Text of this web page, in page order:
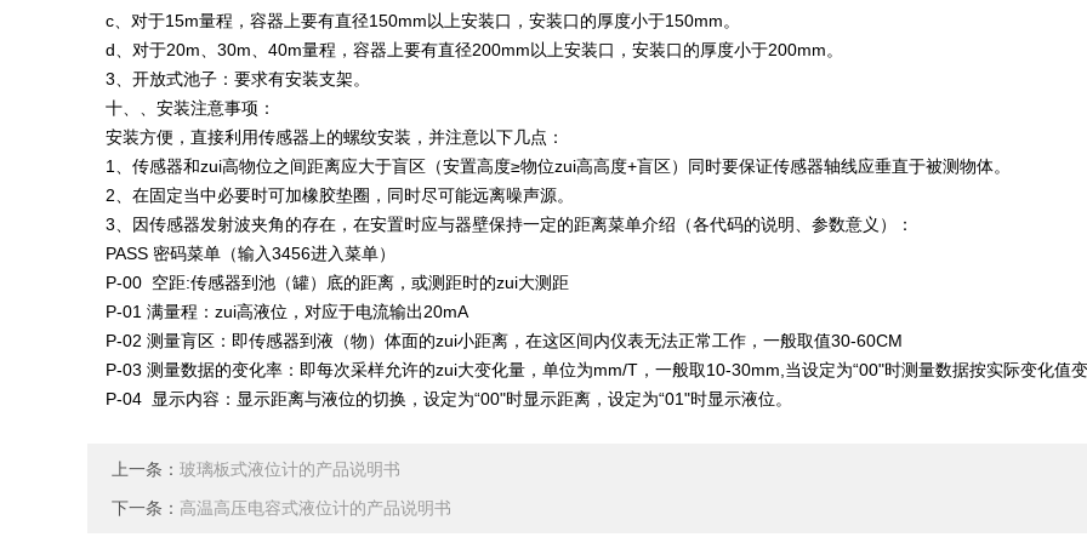
c、对于15m量程，容器上要有直径150mm以上安装口，安装口的厚度小于150mm。
d、对于20m、30m、40m量程，容器上要有直径200mm以上安装口，安装口的厚度小于200mm。
3、开放式池子：要求有安装支架。
十、、安装注意事项：
安装方便，直接利用传感器上的螺纹安装，并注意以下几点：
1、传感器和zui高物位之间距离应大于盲区（安置高度≥物位zui高高度+盲区）同时要保证传感器轴线应垂直于被测物体。
2、在固定当中必要时可加橡胶垫圈，同时尽可能远离噪声源。
3、因传感器发射波夹角的存在，在安置时应与器壁保持一定的距离菜单介绍（各代码的说明、参数意义）：
PASS 密码菜单（输入3456进入菜单）
P-00 空距:传感器到池（罐）底的距离，或测距时的zui大测距
P-01 满量程：zui高液位，对应于电流输出20mA
P-02 测量肓区：即传感器到液（物）体面的zui小距离，在这区间内仪表无法正常工作，一般取值30-60CM
P-03 测量数据的变化率：即每次采样允许的zui大变化量，单位为mm/T，一般取10-30mm,当设定为“00"时测量数据按实际变化值
P-04 显示内容：显示距离与液位的切换，设定为“00"时显示距离，设定为“01"时显示液位。
上一条： 玻璃板式液位计的产品说明书
下一条： 高温高压电容式液位计的产品说明书